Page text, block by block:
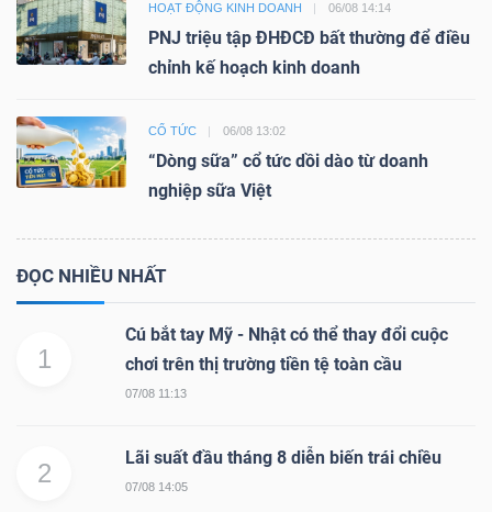
HOẠT ĐỘNG KINH DOANH 06/08 14:14
PNJ triệu tập ĐHĐCĐ bất thường để điều
chỉnh kế hoạch kinh doanh
CỔ TỨC 06/08 13:02
“Dòng sữa” cổ tức dồi dào từ doanh
nghiệp sữa Việt
ĐỌC NHIỀU NHẤT
1
Cú bắt tay Mỹ - Nhật có thể thay đổi cuộc
chơi trên thị trường tiền tệ toàn cầu
07/08 11:13
2
Lãi suất đầu tháng 8 diễn biến trái chiều
07/08 14:05